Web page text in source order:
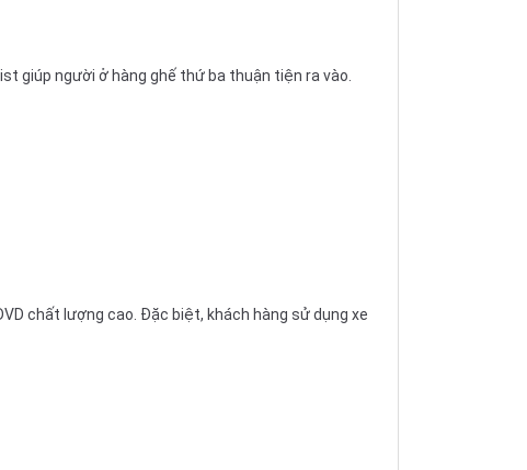
giúp người ở hàng ghế thứ ba thuận tiện ra vào.
chất lượng cao. Đặc biệt, khách hàng sử dụng xe